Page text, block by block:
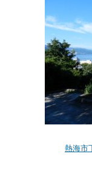
熱海市